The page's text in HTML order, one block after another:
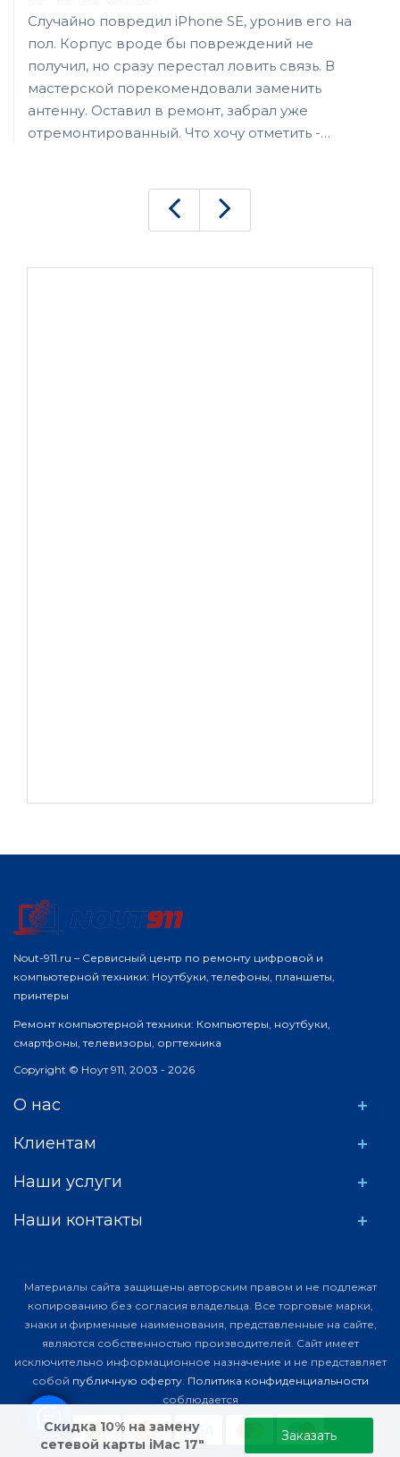
Случайно повредил iPhone SE, уронив его на
пол. Корпус вроде бы повреждений не
получил, но сразу перестал ловить связь. В
мастерской порекомендовали заменить
антенну. Оставил в ремонт, забрал уже
отремонтированный. Что хочу отметить -
понравилось - небольшая цена ремонта.
Скидка 10% на замену
сетевой карты iMac 17"
Заказать
Nout-911.ru – Сервисный центр по ремонту цифровой и
компьютерной техники: Ноутбуки, телефоны, планшеты,
принтеры
Ремонт компьютерной техники: Компьютеры, ноутбуки,
смартфоны, телевизоры, оргтехника
Copyright © Ноут 911, 2003 - 2026
О нас
Клиентам
Наши услуги
Наши контакты
Материалы сайта защищены авторским правом и не подлежат
копированию без согласия владельца. Все торговые марки,
знаки и фирменные наименования, представленные на сайте,
являются собственностью производителей. Сайт имеет
исключительно информационное назначение и не представляет
собой публичную оферту. Политика конфиденциальности
соблюдается